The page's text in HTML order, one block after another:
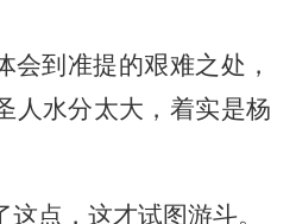
会到准提的艰难之处，
人水分太大，着实是杨
点，这才试图游斗。